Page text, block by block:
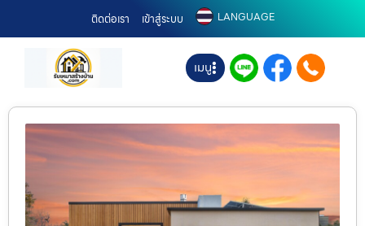
ติดต่อเรา เข้าสู่ระบบ LANGUAGE
เมนู